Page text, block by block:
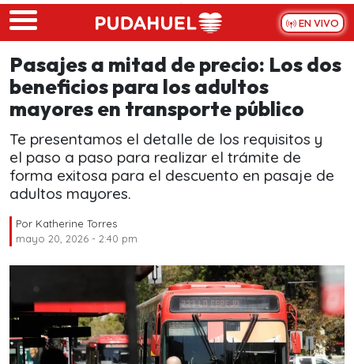
Skip to main content
EN VIVO
Pasajes a mitad de precio: Los dos
beneficios para los adultos
mayores en transporte público
Te presentamos el detalle de los requisitos y
el paso a paso para realizar el trámite de
forma exitosa para el descuento en pasaje de
adultos mayores.
Por Katherine Torres
mayo 20, 2026 - 2:40 pm